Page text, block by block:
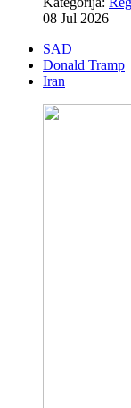
08 Jul 2026
SAD
Donald Tramp
Iran